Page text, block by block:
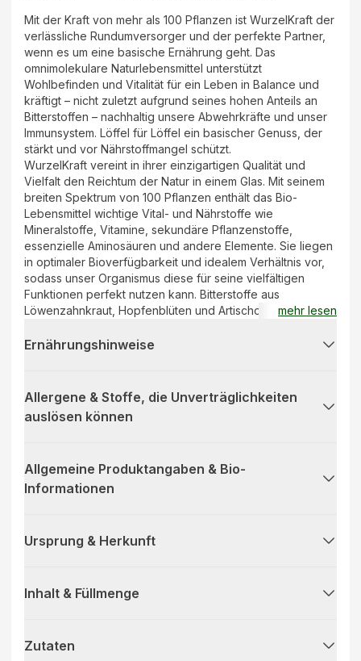
Mit der Kraft von mehr als 100 Pflanzen ist WurzelKraft der
verlässliche Rundumversorger und der perfekte Partner,
wenn es um eine basische Ernährung geht. Das
omnimolekulare Naturlebensmittel unterstützt
Wohlbefinden und Vitalität für ein Leben in Balance und
kräftigt – nicht zuletzt aufgrund seines hohen Anteils an
Bitterstoffen – nachhaltig unsere Abwehrkräfte und unser
Immunsystem. Löffel für Löffel ein basischer Genuss, der
stärkt und vor Nährstoffmangel schützt.
WurzelKraft vereint in ihrer einzigartigen Qualität und
Vielfalt den Reichtum der Natur in einem Glas. Mit seinem
breiten Spektrum von 100 Pflanzen enthält das Bio-
Lebensmittel wichtige Vital- und Nährstoffe wie
Mineralstoffe, Vitamine, sekundäre Pflanzenstoffe,
essenzielle Aminosäuren und andere Elemente. Sie liegen
in optimaler Bioverfügbarkeit und idealem Verhältnis vor,
sodass unser Organismus diese für seine vielfältigen
Funktionen perfekt nutzen kann. Bitterstoffe aus
Löwenzahnkraut, Hopfenblüten und Artischockenkraut
Verdauung. Lernen Sie diesen kostbaren Schatz der Natur
mehr lesen
Ernährungshinweise
Allergene & Stoffe, die Unverträglichkeiten
auslösen können
Allgemeine Produktangaben & Bio-
Informationen
Ursprung & Herkunft
Inhalt & Füllmenge
Zutaten